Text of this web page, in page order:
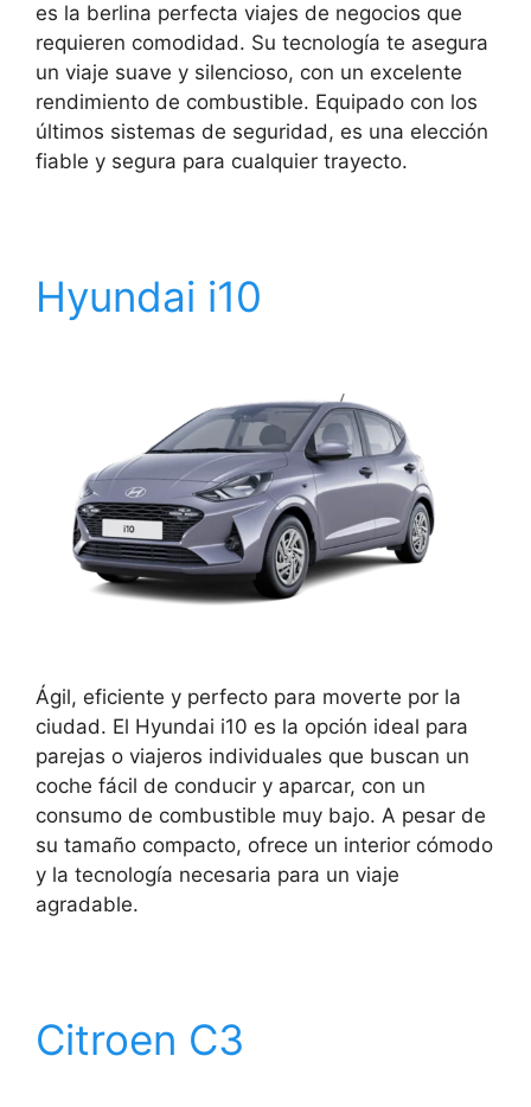
es la berlina perfecta viajes de negocios que
requieren comodidad. Su tecnología te asegura
un viaje suave y silencioso, con un excelente
rendimiento de combustible. Equipado con los
últimos sistemas de seguridad, es una elección
fiable y segura para cualquier trayecto.
Hyundai i10
Ágil, eficiente y perfecto para moverte por la
ciudad. El Hyundai i10 es la opción ideal para
parejas o viajeros individuales que buscan un
coche fácil de conducir y aparcar, con un
consumo de combustible muy bajo. A pesar de
su tamaño compacto, ofrece un interior cómodo
y la tecnología necesaria para un viaje
agradable.
Citroen C3